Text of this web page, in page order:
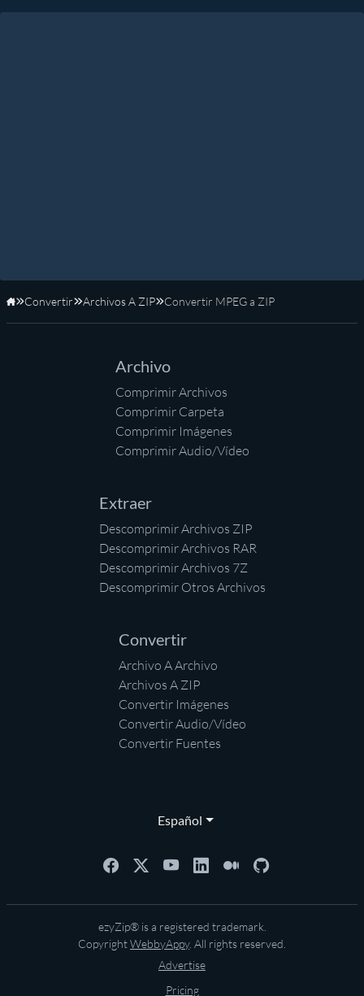
Inicio
Convertir Archivos A ZIP Convertir MPEG a ZIP
Archivo
Comprimir Archivos
Comprimir Carpeta
Comprimir Imágenes
Comprimir Audio/Vídeo
Extraer
Descomprimir Archivos ZIP
Descomprimir Archivos RAR
Descomprimir Archivos 7Z
Descomprimir Otros Archivos
Convertir
Archivo A Archivo
Archivos A ZIP
Convertir Imágenes
Convertir Audio/Vídeo
Convertir Fuentes
Español
ezyZip® is a registered trademark.
CopyrightWebbyAppy. All rights reserved.
Advertise
Pricing